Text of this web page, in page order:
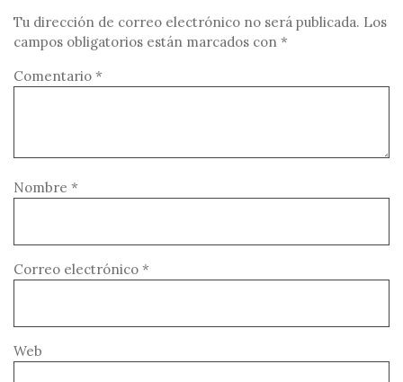
Tu dirección de correo electrónico no será publicada. Los
campos obligatorios están marcados con *
Comentario *
Nombre *
Correo electrónico *
Web